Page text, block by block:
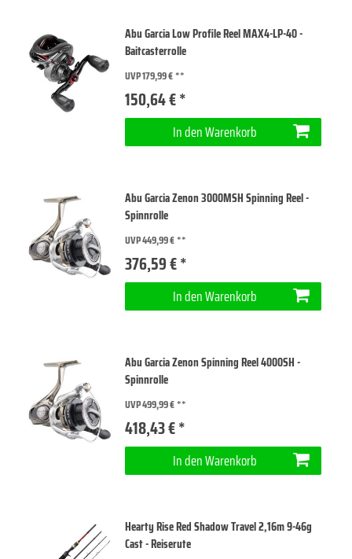
Abu Garcia Low Profile Reel MAX4-LP-40 -
Baitcasterrolle
UVP 179,99 €
150,64 € *
In den Warenkorb
Abu Garcia Zenon 3000MSH Spinning Reel -
Spinnrolle
UVP 449,99 €
376,59 € *
In den Warenkorb
Abu Garcia Zenon Spinning Reel 4000SH -
Spinnrolle
UVP 499,99 €
418,43 € *
In den Warenkorb
Hearty Rise Red Shadow Travel 2,16m 9-46g
Cast - Reiserute